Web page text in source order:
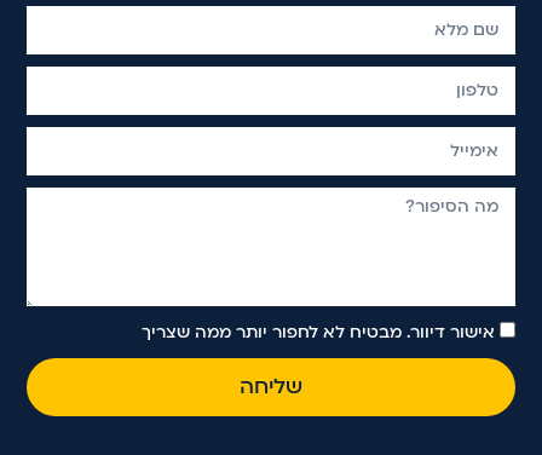
אישור דיוור. מבטיח לא לחפור יותר ממה שצריך
שליחה